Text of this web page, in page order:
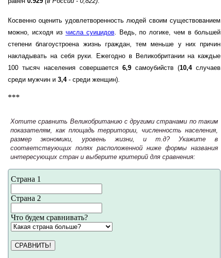
Косвенно оценить удовлетворенность людей своим существованием
можно, исходя из числа суицидов. Ведь, по логике, чем в большей
степени благоустроена жизнь граждан, тем меньше у них причин
накладывать на себя руки. Ежегодно в Великобритании на каждые
100 тысяч населения совершается 6,9 самоубийств (10,4случаев
среди мужчин и 3,4 - среди женщин).
***
Хотите сравнить Великобританию с другими странами по таким
показателям, как площадь территории, численность населения,
размер экономики, уровень жизни, и т.д? Укажите в
соответствующих полях расположенной ниже формы названия
интересующих стран и выберите критерий для сравнения:
Страна 1
Страна 2
Что будем сравнивать?
СРАВНИТЬ!